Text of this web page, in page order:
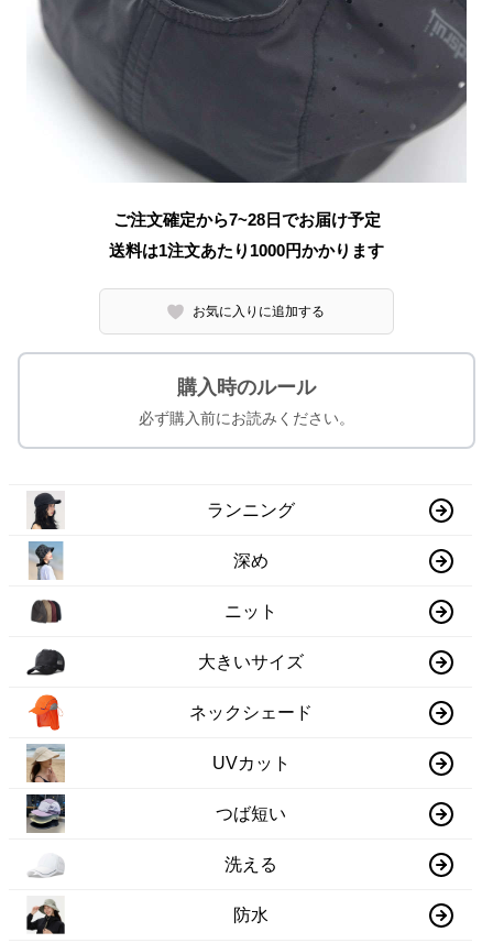
ご注文確定から7~28日でお届け予定
送料は1注文あたり 1000円かかります
お気に入りに追加する
購入時のルール
必ず購入前にお読みください。
ランニング
深め
ニット
大きいサイズ
ネックシェード
UVカット
つば短い
洗える
防水